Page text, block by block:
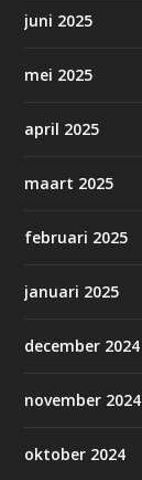
juni 2025
mei 2025
april 2025
maart 2025
februari 2025
januari 2025
december 2024
november 2024
oktober 2024